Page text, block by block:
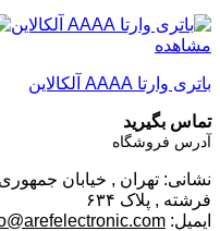
مشاهده
باتری وارتا AAAA آلکالاین
تماس بگیرید
آدرس فروشگاه
نشانی: تهران , خیابان
فرشته , پلاک ۶۳۴
ایمیل: